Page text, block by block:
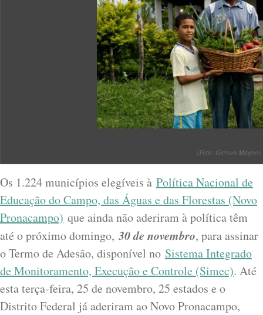
(Foto: Geyson Magno)
Os 1.224 municípios elegíveis à Política Nacional de
Educação do Campo, das Águas e das Florestas (Novo
Pronacampo) que ainda não aderiram à política têm
até o próximo domingo,30 de novembro, para assinar
o Termo de Adesão, disponível no Sistema Integrado
de Monitoramento, Execução e Controle (Simec). Até
esta terça-feira, 25 de novembro, 25 estados e o
Distrito Federal já aderiram ao Novo Pronacampo,